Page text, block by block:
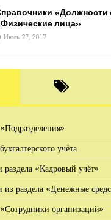
«Должности
лица»
Июль 27, 2017
учёта
«Кадровый учёт»
раздела «Денежные
организаций»